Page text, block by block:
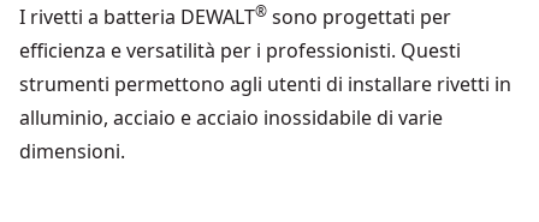
I rivetti a batteria DEWALT® sono progettati per
efficienza e versatilità per i professionisti. Questi
strumenti permettono agli utenti di installare rivetti in
alluminio, acciaio e acciaio inossidabile di varie
dimensioni.